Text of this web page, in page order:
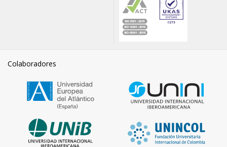
Colaboradores